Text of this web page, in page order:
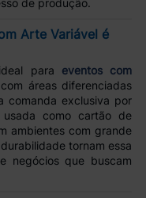
de produção.
Arte Variável é
para eventos com
áreas diferenciadas
comanda exclusiva por
como cartão de
ambientes com grande
tornam essa
negócios que buscam